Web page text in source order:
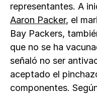
representantes. A
Aaron Packer, el
Bay Packers,
que no se ha
señaló no ser
aceptado el
componentes.